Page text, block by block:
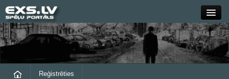
Close
Forums
Reģistrēties